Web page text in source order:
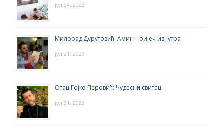
јул 24, 2026
Милорад Дурутовић: Амин – ријеч изнутра
јул 21, 2026
Отац Гојко Перовић: Чудесни свитац
јул 21, 2026